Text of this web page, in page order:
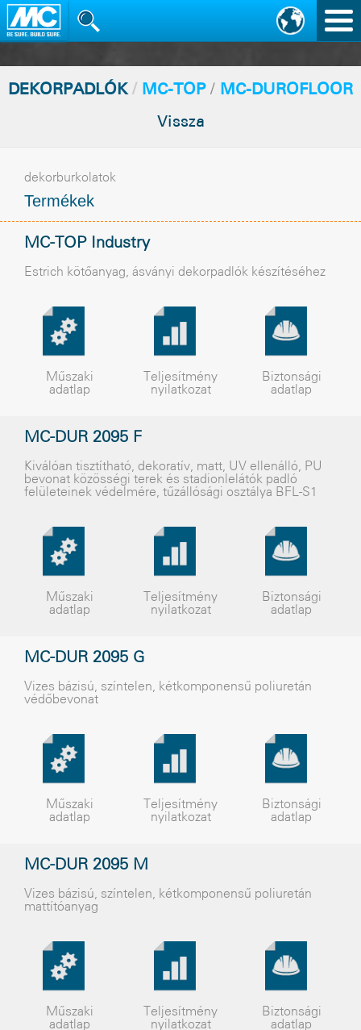
DEKORPADLÓK/ MC-TOP/ MC-DUROFLOOR
Vissza
dekorburkolatok
Termékek
MC-TOP Industry
Estrich kötõanyag, ásványi dekorpadlók készítéséhez
Műszaki
adatlap
Teljesítmény
nyilatkozat
Biztonsági
adatlap
MC-DUR 2095 F
Kiválóan tisztítható, dekoratív, matt, UV ellenálló, PU
bevonat közösségi terek és stadionlelátók padló
felületeinek védelmére, tûzállósági osztálya BFL-S1
Műszaki
adatlap
Teljesítmény
nyilatkozat
Biztonsági
adatlap
MC-DUR 2095 G
Vizes bázisú, színtelen, kétkomponensű poliuretán
védőbevonat
Műszaki
adatlap
Teljesítmény
nyilatkozat
Biztonsági
adatlap
MC-DUR 2095 M
Vizes bázisú, színtelen, kétkomponensû poliuretán
mattítóanyag
Műszaki
adatlap
Teljesítmény
nyilatkozat
Biztonsági
adatlap